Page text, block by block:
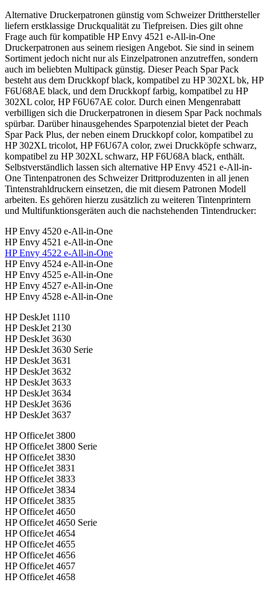
Alternative Druckerpatronen günstig vom Schweizer Dritthersteller
liefern erstklassige Druckqualität zu Tiefpreisen. Dies gilt ohne
Frage auch für kompatible HP Envy 4521 e-All-in-One
Druckerpatronen aus seinem riesigen Angebot. Sie sind in seinem
Sortiment jedoch nicht nur als Einzelpatronen anzutreffen, sondern
auch im beliebten Multipack günstig. Dieser Peach Spar Pack
besteht aus dem Druckkopf black, kompatibel zu HP 302XL bk, HP
F6U68AE black, und dem Druckkopf farbig, kompatibel zu HP
302XL color, HP F6U67AE color. Durch einen Mengenrabatt
verbilligen sich die Druckerpatronen in diesem Spar Pack nochmals
spürbar. Darüber hinausgehendes Sparpotenzial bietet der Peach
Spar Pack Plus, der neben einem Druckkopf color, kompatibel zu
HP 302XL tricolot, HP F6U67A color, zwei Druckköpfe schwarz,
kompatibel zu HP 302XL schwarz, HP F6U68A black, enthält.
Selbstverständlich lassen sich alternative HP Envy 4521 e-All-in-
One Tintenpatronen des Schweizer Drittproduzenten in all jenen
Tintenstrahldruckern einsetzen, die mit diesem Patronen Modell
arbeiten. Es gehören hierzu zusätzlich zu weiteren Tintenprintern
und Multifunktionsgeräten auch die nachstehenden Tintendrucker:
HP Envy 4520 e-All-in-One
HP Envy 4521 e-All-in-One
HP Envy 4522 e-All-in-One
HP Envy 4524 e-All-in-One
HP Envy 4525 e-All-in-One
HP Envy 4527 e-All-in-One
HP Envy 4528 e-All-in-One
HP DeskJet 1110
HP DeskJet 2130
HP DeskJet 3630
HP DeskJet 3630 Serie
HP DeskJet 3631
HP DeskJet 3632
HP DeskJet 3633
HP DeskJet 3634
HP DeskJet 3636
HP DeskJet 3637
HP OfficeJet 3800
HP OfficeJet 3800 Serie
HP OfficeJet 3830
HP OfficeJet 3831
HP OfficeJet 3833
HP OfficeJet 3834
HP OfficeJet 3835
HP OfficeJet 4650
HP OfficeJet 4650 Serie
HP OfficeJet 4654
HP OfficeJet 4655
HP OfficeJet 4656
HP OfficeJet 4657
HP OfficeJet 4658